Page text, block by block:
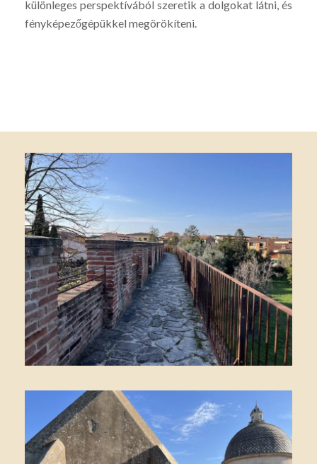
különleges perspektívából szeretik a dolgokat látni, és
fényképezőgépükkel megörökíteni.